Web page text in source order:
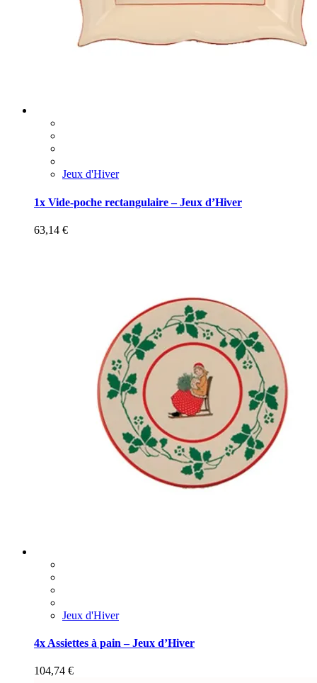
Jeux d'Hiver
1x Vide-poche rectangulaire – Jeux d’Hiver
63,14 €
Jeux d'Hiver
4x Assiettes à pain – Jeux d’Hiver
104,74 €